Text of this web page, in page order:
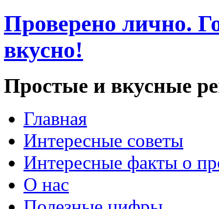
Проверено лично.
вкусно!
Простые и вкусные
Главная
Интересные советы
Интересные факты о
О нас